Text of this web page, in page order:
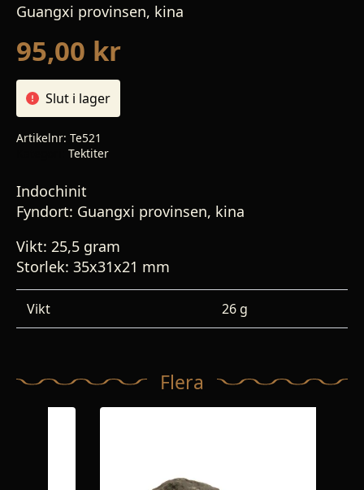
Guangxi provinsen, kina
95,00 kr
Slut i lager
Artikelnr: Te521
Tektiter
Indochinit
Fyndort: Guangxi provinsen, kina
Vikt: 25,5 gram
Storlek: 35x31x21 mm
Vikt 26 g
Flera